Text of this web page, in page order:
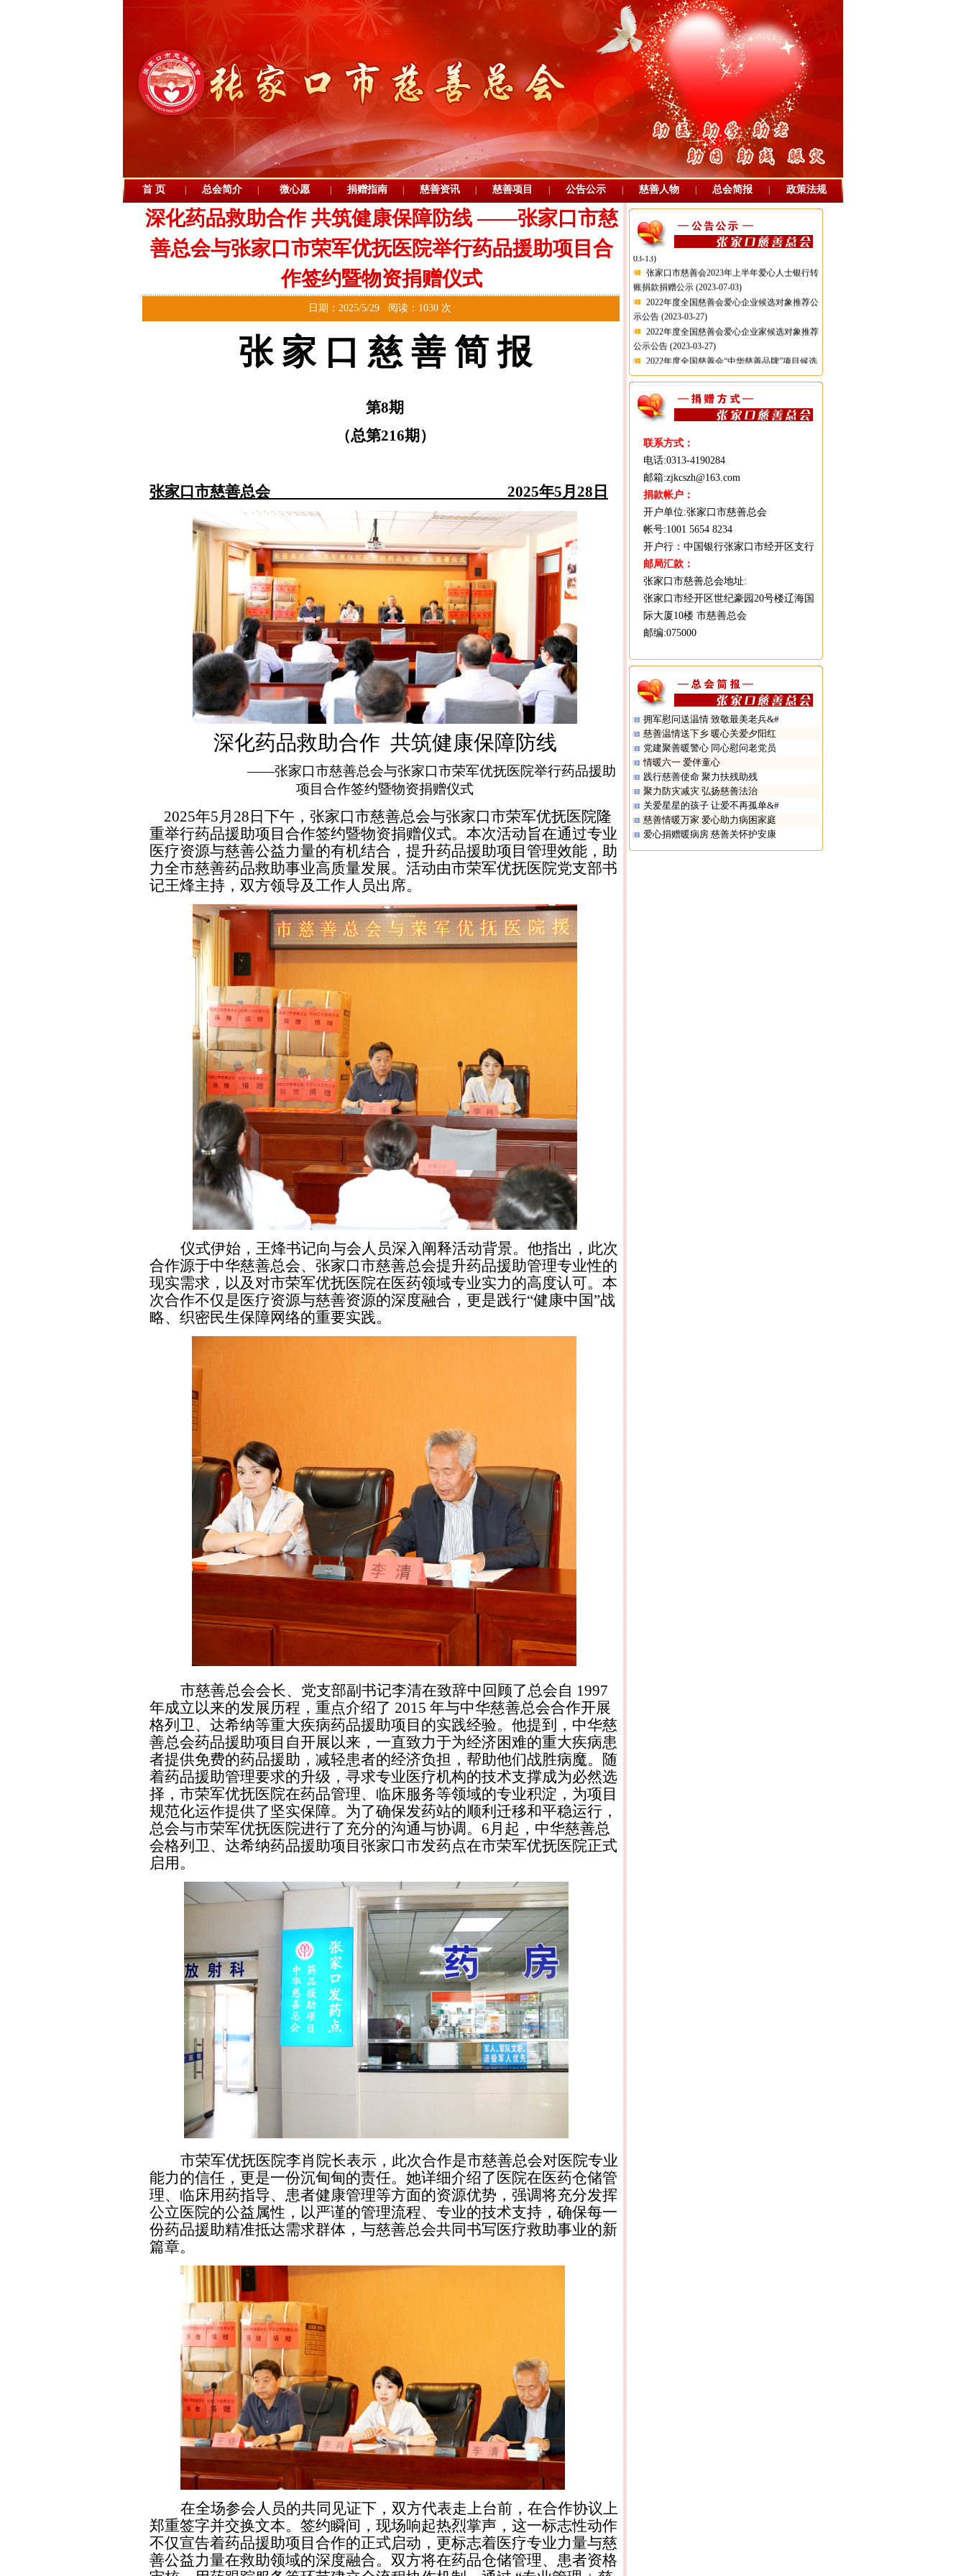
首 页 总会简介 微心愿 捐赠指南 慈善资讯 慈善项目 公告公示 慈善人物 总会简报 政策法规
深化药品救助合作 共筑健康保障防线 ——张家口市慈
善总会与张家口市荣军优抚医院举行药品援助项目合
作签约暨物资捐赠仪式
日期：2025/5/29 阅读：1030 次
张 家 口 慈 善 简 报
第8期
（总第216期）
张家口市慈善总会 2025年5月 28 日
深化药品救助合作 共筑健康保障防线
——张家口市慈善总会与张家口市荣军优抚医院举行药品援助
项目合作签约暨物资捐赠仪式
2025年5月 28 日下午，张家口市慈善总会与张家口市荣军优抚医院隆
重举行药品援助项目合作签约暨物资捐赠仪式。本次活动旨在通过专业
医疗资源与慈善公益力量的有机结合，提升药品援助项目管理效能，助
力全市慈善药品救助事业高质量发展。活动由市荣军优抚医院党支部书
记王烽主持，双方领导及工作人员出席。
仪式伊始，王烽书记向与会人员深入阐释活动背景。他指出，此次
合作源于中华慈善总会、张家口市慈善总会提升药品援助管理专业性的
现实需求，以及对市荣军优抚医院在医药领域专业实力的高度认可。本
次合作不仅是医疗资源与慈善资源的深度融合，更是践行“健康中国”战
略、织密民生保障网络的重要实践。
市慈善总会会长、党支部副书记李清在致辞中回顾了总会自 1997
年成立以来的发展历程，重点介绍了 2015 年与中华慈善总会合作开展
格列卫、达希纳等重大疾病药品援助项目的实践经验。他提到，中华慈
善总会药品援助项目自开展以来，一直致力于为经济困难的重大疾病患
者提供免费的药品援助，减轻患者的经济负担，帮助他们战胜病魔。随
着药品援助管理要求的升级，寻求专业医疗机构的技术支撑成为必然选
择，市荣军优抚医院在药品管理、临床服务等领域的专业积淀，为项目
规范化运作提供了坚实保障。为了确保发药站的顺利迁移和平稳运行，
总会与市荣军优抚医院进行了充分的沟通与协调。 6月起，中华慈善总
会格列卫、达希纳药品援助项目张家口市发药点在市荣军优抚医院正式
启用。
市荣军优抚医院李肖院长表示，此次合作是市慈善总会对医院专业
能力的信任，更是一份沉甸甸的责任。她详细介绍了医院在医药仓储管
理、临床用药指导、患者健康管理等方面的资源优势，强调将充分发挥
公立医院的公益属性，以严谨的管理流程、专业的技术支持，确保每一
份药品援助精准抵达需求群体，与慈善总会共同书写医疗救助事业的新
篇章。
在全场参会人员的共同见证下，双方代表走上台前，在合作协议上
郑重签字并交换文本。签约瞬间，现场响起热烈掌声，这一标志性动作
不仅宣告着药品援助项目合作的正式启动，更标志着医疗专业力量与慈
善公益力量在救助领域的深度融合。双方将在药品仓储管理、患者资格
张家口市慈善总会2025年度审计报告(2026-
03-30)
第十三届“中华慈善奖”候选对象推荐公
(2025-03-07)
张家口市慈善总会2024年度审计报告
(2025-
张家口市慈善总会2023年度审计报告
03-13)
张家口市慈善会2023年上半年爱心人士银行转
账捐款捐赠公示(2023-07-03)
2022年度全国慈善会爱心企业候选对象推荐公
示公告(2023-03-27)
2022年度全国慈善会爱心企业家候选对象推荐
公示公告(2023-03-27)
2022年度全国慈善会“中华慈善品牌”项目候选
对象推荐公示公告(2023-03-27)
张家口市慈善总会2022年度审计报告(2023-
联系方式：
电话:0313-4190284
邮箱:zjkcszh@163.com
捐款帐户：
开户单位:张家口市慈善总会
帐号:1001 5654 8234
开户行：中国银行张家口市经开区支行
邮局汇款：
张家口市慈善总会地址:
张家口市经开区世纪豪园20号楼辽海国
际大厦10楼 市慈善总会
邮编:075000
拥军慰问送温情 致敬最美老兵&#
慈善温情送下乡 暖心关爱夕阳红
党建聚善暖警心 同心慰问老党员
情暖六一 爱伴童心
践行慈善使命 聚力扶残助残
聚力防灾减灾 弘扬慈善法治
关爱星星的孩子 让爱不再孤单&#
慈善情暖万家 爱心助力病困家庭
爱心捐赠暖病房 慈善关怀护安康